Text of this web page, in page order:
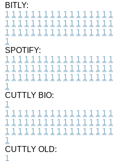
BITLY:
1 1 1 1 1 1 1 1 1 1 1 1 1 1 1 1 1
1 1 1 1 1 1 1 1 1 1 1 1 1 1 1 1 1
1 1 1 1 1 1 1 1 1 1 1 1 1 1 1 1 1
1
SPOTIFY:
1 1 1 1 1 1 1 1 1 1 1 1 1 1 1 1 1
1 1 1 1 1 1 1 1 1 1 1 1 1 1 1 1 1
1 1 1 1 1 1 1 1 1 1 1 1 1 1 1 1 1
1
CUTTLY BIO:
1
1 1 1 1 1 1 1 1 1 1 1 1 1 1 1 1 1
1 1 1 1 1 1 1 1 1 1 1 1 1 1 1 1 1
1 1 1 1 1 1 1 1 1 1 1 1 1 1 1 1 1
1
CUTTLY OLD:
1